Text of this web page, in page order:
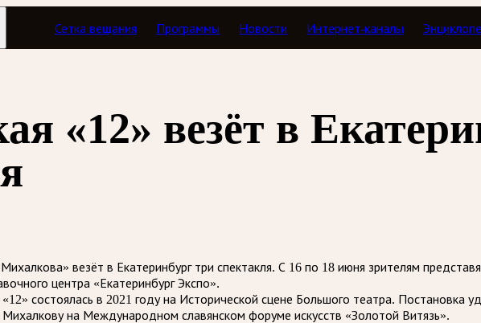
Сетка вещания Программы Новости Интернет-каналы
Новости
«12» везёт в
везёт в Екатеринбург три спектакля. С 16 по 18 июня зрителям
центра «Екатеринбург Экспо».
состоялась в 2021 году на Исторической сцене Большого театра. Постановка
на Международном славянском форуме искусств «Золотой Витязь».